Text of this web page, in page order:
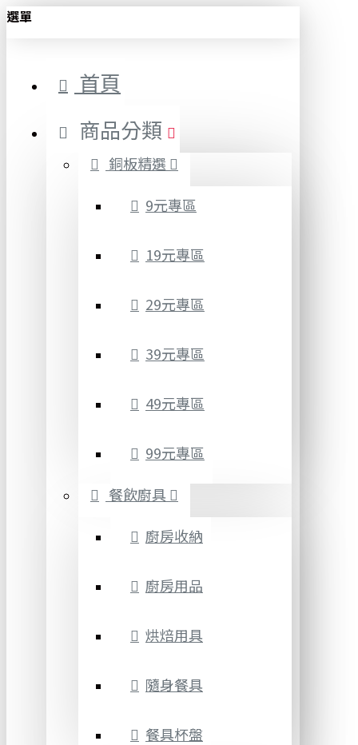
選單
首頁
商品分類
銅板精選
9元專區
19元專區
29元專區
39元專區
49元專區
99元專區
餐飲廚具
廚房收納
廚房用品
烘焙用具
隨身餐具
餐具杯盤